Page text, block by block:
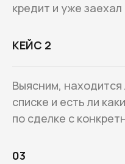
кредит и уже
КЕЙС 2
Выясним, находится
списке и есть ли
по сделке с
03